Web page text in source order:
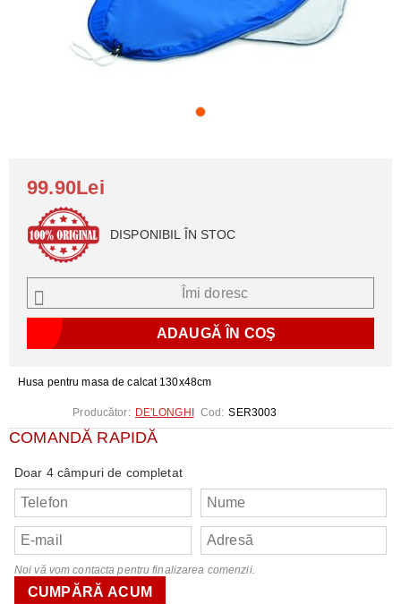
Husa pentru masa de calcat 130x48cm
Producător: DE'LONGHI Cod: SER3003
COMANDĂ RAPIDĂ
Doar 4 câmpuri de completat
Noi vă vom contacta pentru finalizarea comenzii.
99.90Lei
DISPONIBIL ÎN STOC
Îmi doresc